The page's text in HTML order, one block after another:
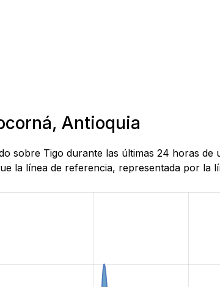
Antioquia
sobre Tigo durante las últimas 24 horas
la línea de referencia, representada por la